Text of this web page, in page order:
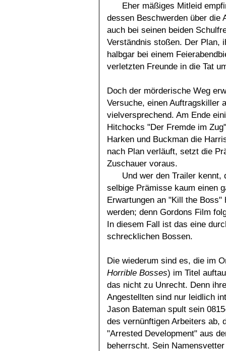
Eher mäßiges Mitleid
dessen Beschwerden über die
auch bei seinen beiden
Verständnis stoßen. Der Plan,
halbgar bei einem
verletzten Freunde in die Tat
Doch der mörderische Weg
Versuche, einen Auftragskiller
vielversprechend. Am Ende
Hitchocks "Der Fremde im
Harken und Buckman die
nach Plan verläuft, setzt die
Zuschauer voraus.
Und wer den Trailer
selbige Prämisse kaum einen
Erwartungen an "Kill the
werden; denn Gordons Film
In diesem Fall ist das eine
schrecklichen Bossen.
Die wiederum sind es, die im
Horrible Bosses) im Titel
das nicht zu Unrecht. Denn ihre
Angestellten sind nur leidlich
Jason Bateman spult sein
des vernünftigen Arbeiters ab,
"Arrested Development" aus
beherrscht. Sein